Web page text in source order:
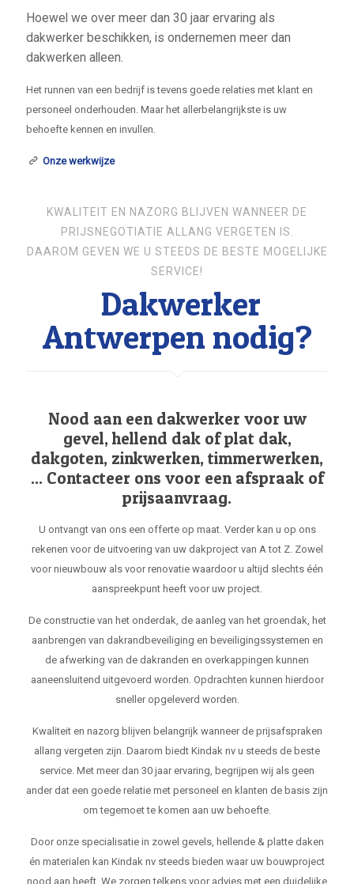
Hoewel we over meer dan 30 jaar ervaring als
dakwerker beschikken, is ondernemen meer dan
dakwerken alleen.
Het runnen van een bedrijf is tevens goede relaties met klant en
personeel onderhouden. Maar het allerbelangrijkste is uw
behoefte kennen en invullen.
Onze werkwijze
KWALITEIT EN NAZORG BLIJVEN WANNEER DE
PRIJSNEGOTIATIE ALLANG VERGETEN IS.
DAAROM GEVEN WE U STEEDS DE BESTE MOGELIJKE
SERVICE!
Dakwerker
Antwerpen nodig?
Nood aan een dakwerker voor uw
gevel, hellend dak of plat dak,
dakgoten, zinkwerken, timmerwerken,
... Contacteer ons voor een afspraak of
prijsaanvraag.
U ontvangt van ons een offerte op maat. Verder kan u op ons
rekenen voor de uitvoering van uw dakproject van A tot Z. Zowel
voor nieuwbouw als voor renovatie waardoor u altijd slechts één
aanspreekpunt heeft voor uw project.
De constructie van het onderdak, de aanleg van het groendak, het
aanbrengen van dakrandbeveiliging en beveiligingssystemen en
de afwerking van de dakranden en overkappingen kunnen
aaneensluitend uitgevoerd worden. Opdrachten kunnen hierdoor
sneller opgeleverd worden.
Kwaliteit en nazorg blijven belangrijk wanneer de prijsafspraken
allang vergeten zijn. Daarom biedt Kindak nv u steeds de beste
service. Met meer dan 30 jaar ervaring, begrijpen wij als geen
ander dat een goede relatie met personeel en klanten de basis zijn
om tegemoet te komen aan uw behoefte.
Door onze specialisatie in zowel gevels, hellende & platte daken
én materialen kan Kindak nv steeds bieden waar uw bouwproject
nood aan heeft. We zorgen telkens voor advies met een duidelijke